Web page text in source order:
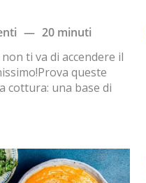
— 20 minuti
ti va di accendere il
queste
cottura: una base di